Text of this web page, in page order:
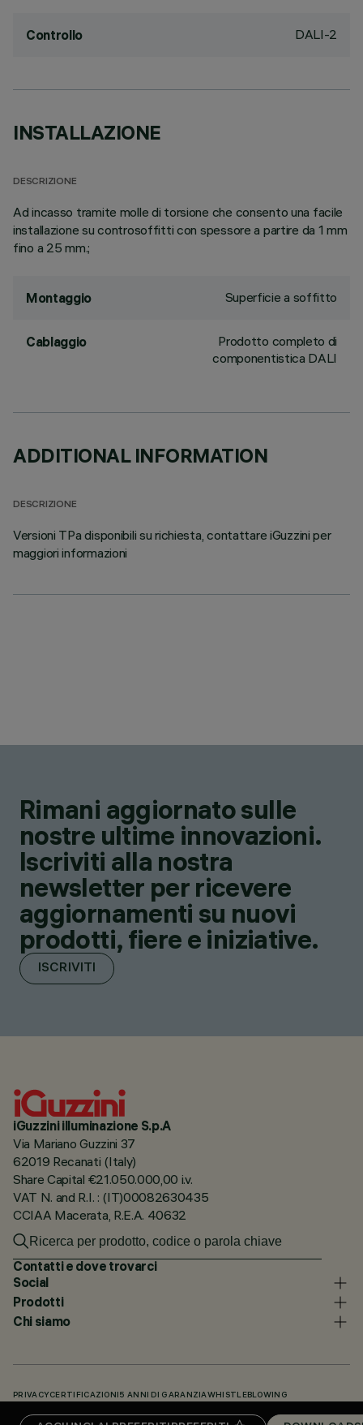
Controllo DALI-2
INSTALLAZIONE
DESCRIZIONE
Ad incasso tramite molle di torsione che consento una facile
installazione su controsoffitti con spessore a partire da 1 mm
fino a 25 mm.;
Montaggio Superficie a soffitto
Cablaggio
Prodotto completo di
componentistica DALI
ADDITIONAL INFORMATION
DESCRIZIONE
Versioni TPa disponibili su richiesta, contattare iGuzzini per
maggiori informazioni
Rimani aggiornato sulle
nostre ultime innovazioni.
Iscriviti alla nostra
newsletter per ricevere
aggiornamenti su nuovi
prodotti, fiere e iniziative.
ISCRIVITI
iGuzzini illuminazione S.p.A
Via Mariano Guzzini 37
62019 Recanati (Italy)
Share Capital €21.050.000,00 i.v.
VAT N. and R.I. : (IT)00082630435
CCIAA Macerata, R.E.A. 40632
Contatti e dove trovarci
Social
Prodotti
Chi siamo
PRIVACY CERTIFICAZIONI 5 ANNI DI GARANZIAWHISTLEBLOWING